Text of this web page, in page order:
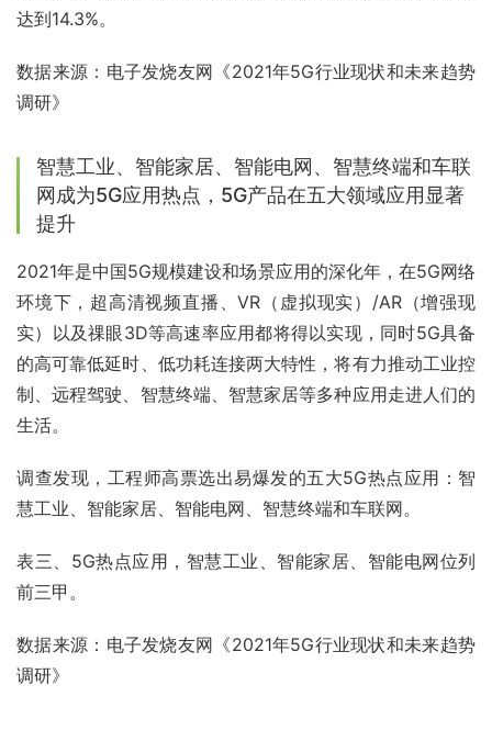
达到14.3%。
数据来源：电子发烧友网《2021年5G行业现状和未来趋势
调研》
智慧工业、智能家居、智能电网、智慧终端和车联
网成为5G应用热点，5G产品在五大领域应用显著
提升
2021年是中国5G规模建设和场景应用的深化年，在5G网络
环境下，超高清视频直播、VR（虚拟现实）/AR（增强现
实）以及祼眼3D等高速率应用都将得以实现，同时5G具备
的高可靠低延时、低功耗连接两大特性，将有力推动工业控
制、远程驾驶、智慧终端、智慧家居等多种应用走进人们的
生活。
调查发现，工程师高票选出易爆发的五大5G热点应用：智
慧工业、智能家居、智能电网、智慧终端和车联网。
表三、5G热点应用，智慧工业、智能家居、智能电网位列
前三甲。
数据来源：电子发烧友网《2021年5G行业现状和未来趋势
调研》